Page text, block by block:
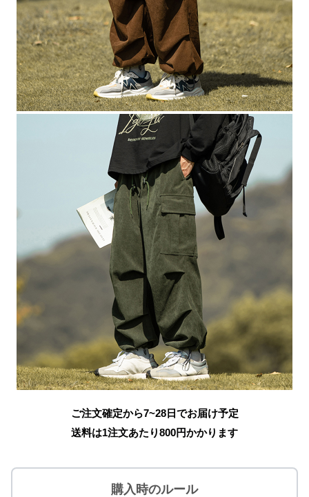
ご注文確定から7~28日でお届け予定
送料は1注文あたり800円かかります
購入時のルール